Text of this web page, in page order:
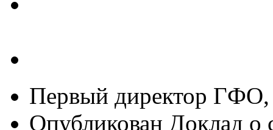
Первый директор
Опубликован Доклад о